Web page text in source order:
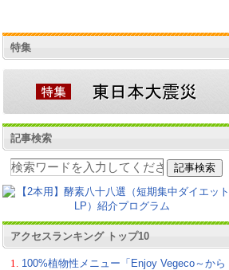
特集
記事検索
アクセスランキング トップ10
1.
100%植物性メニュー「Enjoy Vegeco～から